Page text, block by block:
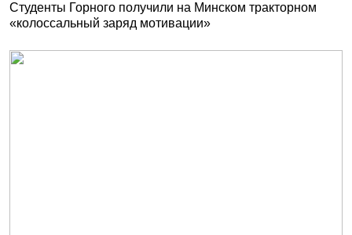
Студенты Горного получили на Минском тракторном
«колоссальный заряд мотивации»